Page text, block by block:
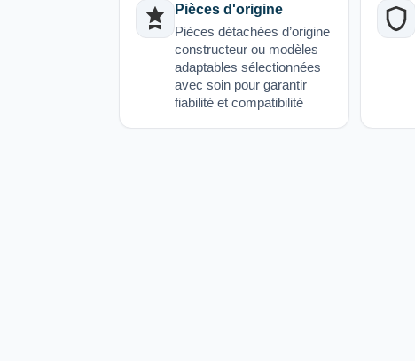
Pièces d'origine
Pièces détachées d’origine
constructeur ou modèles
adaptables sélectionnées
avec soin pour garantir
fiabilité et compatibilité